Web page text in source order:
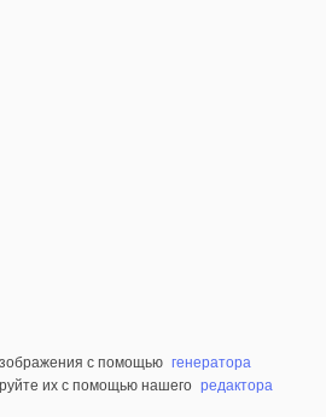
с помощью генератора
их с помощью нашего редактора